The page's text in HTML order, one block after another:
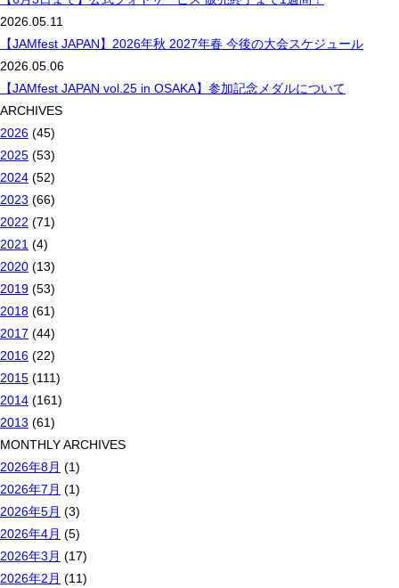
2026.05.11
【JAMfest JAPAN】2026年秋 2027年春 今後の大会スケジュール
2026.05.06
【JAMfest JAPAN vol.25 in OSAKA】参加記念メダルについて
ARCHIVES
2026 (45)
2025 (53)
2024 (52)
2023 (66)
2022 (71)
2021 (4)
2020 (13)
2019 (53)
2018 (61)
2017 (44)
2016 (22)
2015 (111)
2014 (161)
2013 (61)
MONTHLY ARCHIVES
2026年8月 (1)
2026年7月 (1)
2026年5月 (3)
2026年4月 (5)
2026年3月 (17)
2026年2月 (11)